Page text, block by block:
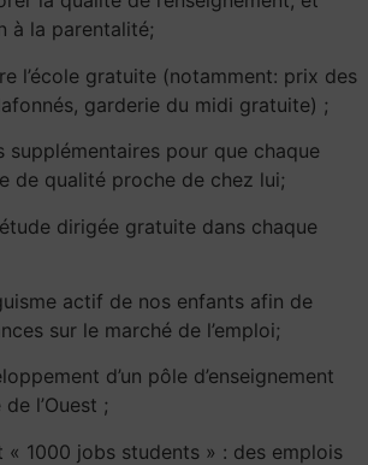
à la parentalité;
l’école gratuite (notamment: prix des
garderie du midi gratuite) ;
supplémentaires pour que chaque
de qualité proche de chez lui;
dirigée gratuite dans chaque
actif de nos enfants afin de
sur le marché de l’emploi;
d’un pôle d’enseignement
l’Ouest ;
« 1000 jobs students » : des emplois